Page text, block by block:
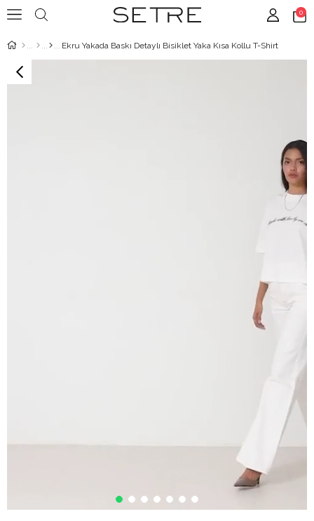
0
Ekru Yakada Baskı Detaylı Bisiklet Yaka Kısa Kollu T-Shirt